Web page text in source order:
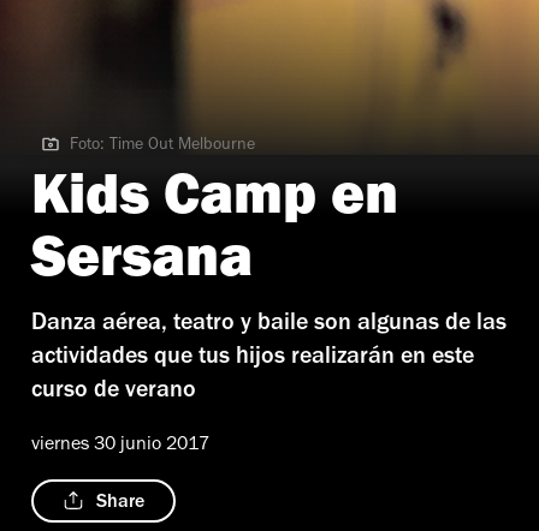
Foto: Time Out Melbourne
Foto: Time Out Melbourne
Kids Camp en
Sersana
Danza aérea, teatro y baile son algunas de las
actividades que tus hijos realizarán en este
curso de verano
viernes 30 junio 2017
Share